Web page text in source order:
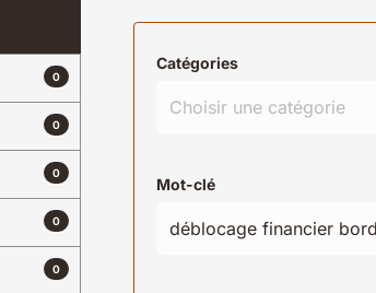
0
0
0
0
0
Catégories
Mot-clé